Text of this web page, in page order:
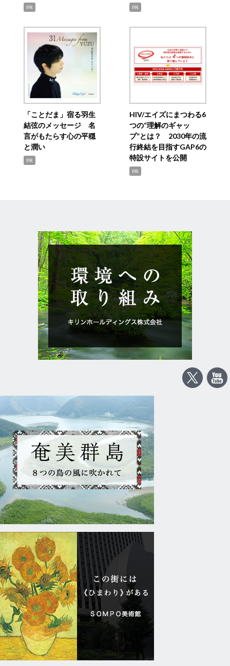
PR PR
「ことだま」宿る羽生
結弦のメッセージ 名
言がもたらす心の平穏
と潤い
PR
HIV/エイズにまつわる6
つの“理解のギャッ
プ”とは？ 2030年の流
行終結を目指すGAP6の
特設サイトを公開
PR